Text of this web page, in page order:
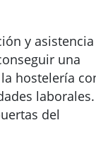
y asistencia
una
hostelería
laborales.
del